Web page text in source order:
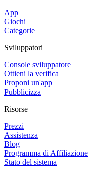
App
Giochi
Categorie
Sviluppatori
Console sviluppatore
Ottieni la verifica
Proponi un'app
Pubblicizza
Risorse
Prezzi
Assistenza
Blog
Programma di Affiliazione
Stato del sistema